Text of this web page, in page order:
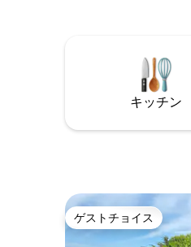
キッチン
ゲストチョイス
ゲストチョイス